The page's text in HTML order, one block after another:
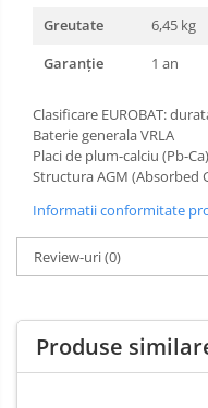
Greutate
6,45 kg
Garanție
1 an
Clasificare EUROBAT:
Baterie generala VRLA
Placi de plum-calciu (Pb-
Structura AGM (Absorbed
Informatii conformitate
Review-uri(0)
Produse